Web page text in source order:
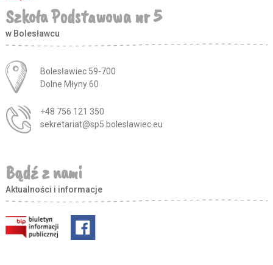
Szkoła Podstawowa nr 5
w Bolesławcu
Adres pocztowy:
Bolesławiec 59-700
Dolne Młyny 60
+48 756 121 350
sekretariat@sp5.boleslawiec.eu
Bądź z nami
Aktualności i informacje